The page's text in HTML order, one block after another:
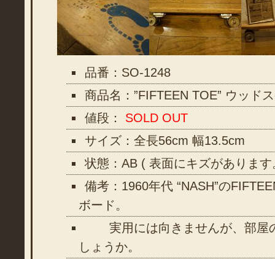
品番：SO-1248
商品名：”FIFTEEN TOE” ウッド
値段： SOLD OUT
サイズ：全長56cm 幅13.5cm
状態：AB ( 表面にキズがあります
備考：1960年代 “NASH”の
ボード。
実用には向きませんが、部屋
しょうか。